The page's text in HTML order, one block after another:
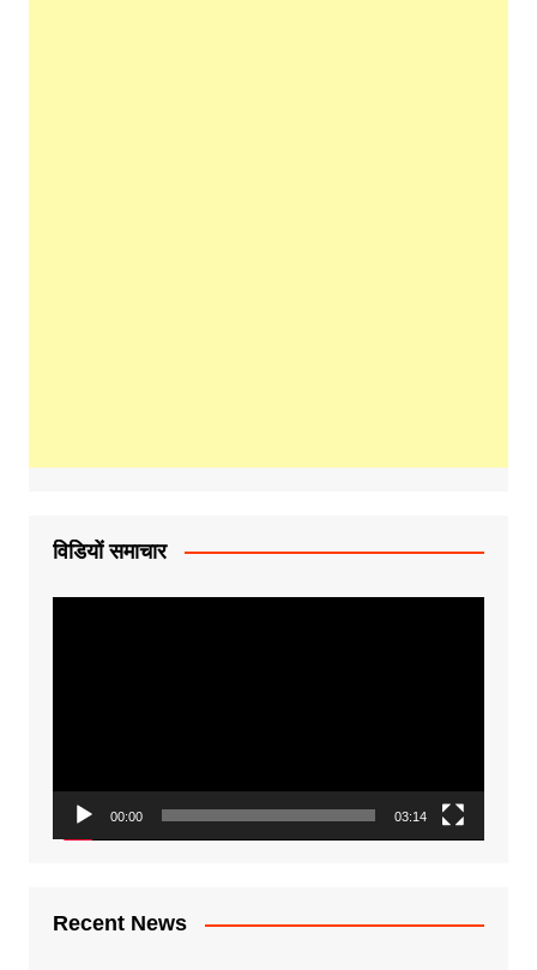
विडियों समाचार
00:00 03:14
Recent News